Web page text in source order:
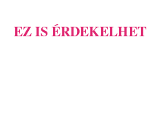
EZ IS ÉRDEKELHET